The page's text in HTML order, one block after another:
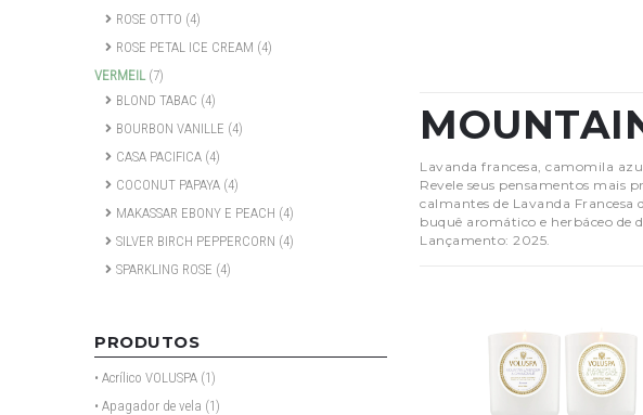
ROSE OTTO (4)
ROSE PETAL ICE CREAM (4)
VERMEIL(7)
BLOND TABAC (4)
BOURBON VANILLE (4)
CASA PACIFICA (4)
COCONUT PAPAYA (4)
MAKASSAR EBONY E PEACH (4)
SILVER BIRCH PEPPERCORN (4)
SPARKLING ROSE (4)
PRODUTOS
• Acrílico VOLUSPA (1)
• Apagador de vela (1)
Lavanda francesa, camomila
Revele seus pensamentos mais
calmantes de Lavanda Francesa
buquê aromático e herbáceo de
Lançamento: 2025.